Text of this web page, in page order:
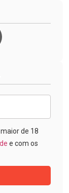
de 18
e com os